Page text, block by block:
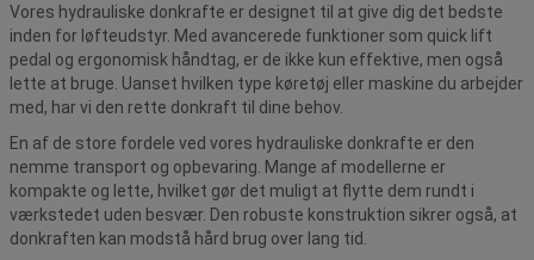
Vores hydrauliske donkrafte er designet til at give dig det bedste
inden for løfteudstyr. Med avancerede funktioner som quick lift
pedal og ergonomisk håndtag, er de ikke kun effektive, men også
lette at bruge. Uanset hvilken type køretøj eller maskine du arbejder
med, har vi den rette donkraft til dine behov.
En af de store fordele ved vores hydrauliske donkrafte er den
nemme transport og opbevaring. Mange af modellerne er
kompakte og lette, hvilket gør det muligt at flytte dem rundt i
værkstedet uden besvær. Den robuste konstruktion sikrer også, at
donkraften kan modstå hård brug over lang tid.